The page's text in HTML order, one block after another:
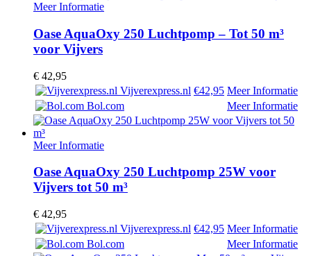
Meer Informatie
Oase AquaOxy 250 Luchtpomp – Tot 50 m³
voor Vijvers
€ 42,95
Vijverexpress.nl €42,95 Meer Informatie
Bol.com
Meer Informatie
Meer Informatie
Oase AquaOxy 250 Luchtpomp 25W voor
Vijvers tot 50 m³
€ 42,95
Vijverexpress.nl €42,95 Meer Informatie
Bol.com
Meer Informatie